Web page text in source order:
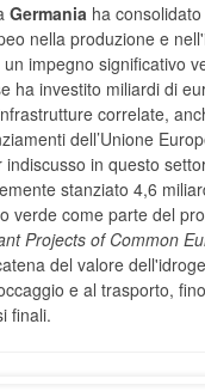
Germania ha
nella produzione e
impegno significativo
ha investito miliardi di
correlate,
dell’Unione
in questo
stanziato 4,6
verde come parte del
Projects of Common
del valore
e al trasporto,
finali.